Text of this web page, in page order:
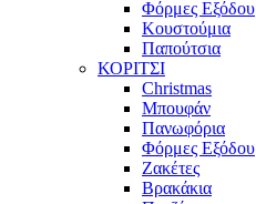
Φόρμες Εξόδου
Κουστούμια
Παπούτσια
ΚΟΡΙΤΣΙ
Christmas
Μπουφάν
Πανωφόρια
Φόρμες Εξόδου
Ζακέτες
Βρακάκια